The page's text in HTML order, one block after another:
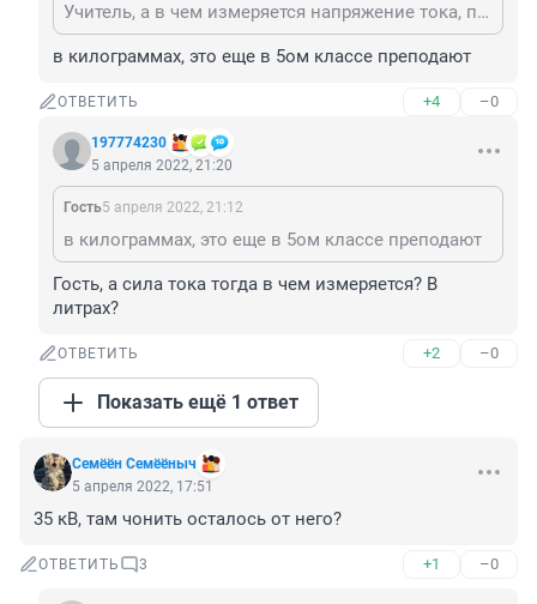
Учитель, а в чем измеряется напряжение тока, по- вашему?
в килограммах, это еще в 5ом классе преподают
ОТВЕТИТЬ +4 –0
197774230
5 апреля 2022, 21:20
Гость5 апреля 2022, 21:12
в килограммах, это еще в 5ом классе преподают
Гость, а сила тока тогда в чем измеряется? В
литрах?
ОТВЕТИТЬ +2 –0
Показать ещё 1 ответ
Семёён Семёёныч
5 апреля 2022, 17:51
35 кВ, там чонить осталось от него?
ОТВЕТИТЬ 3 +1 –0